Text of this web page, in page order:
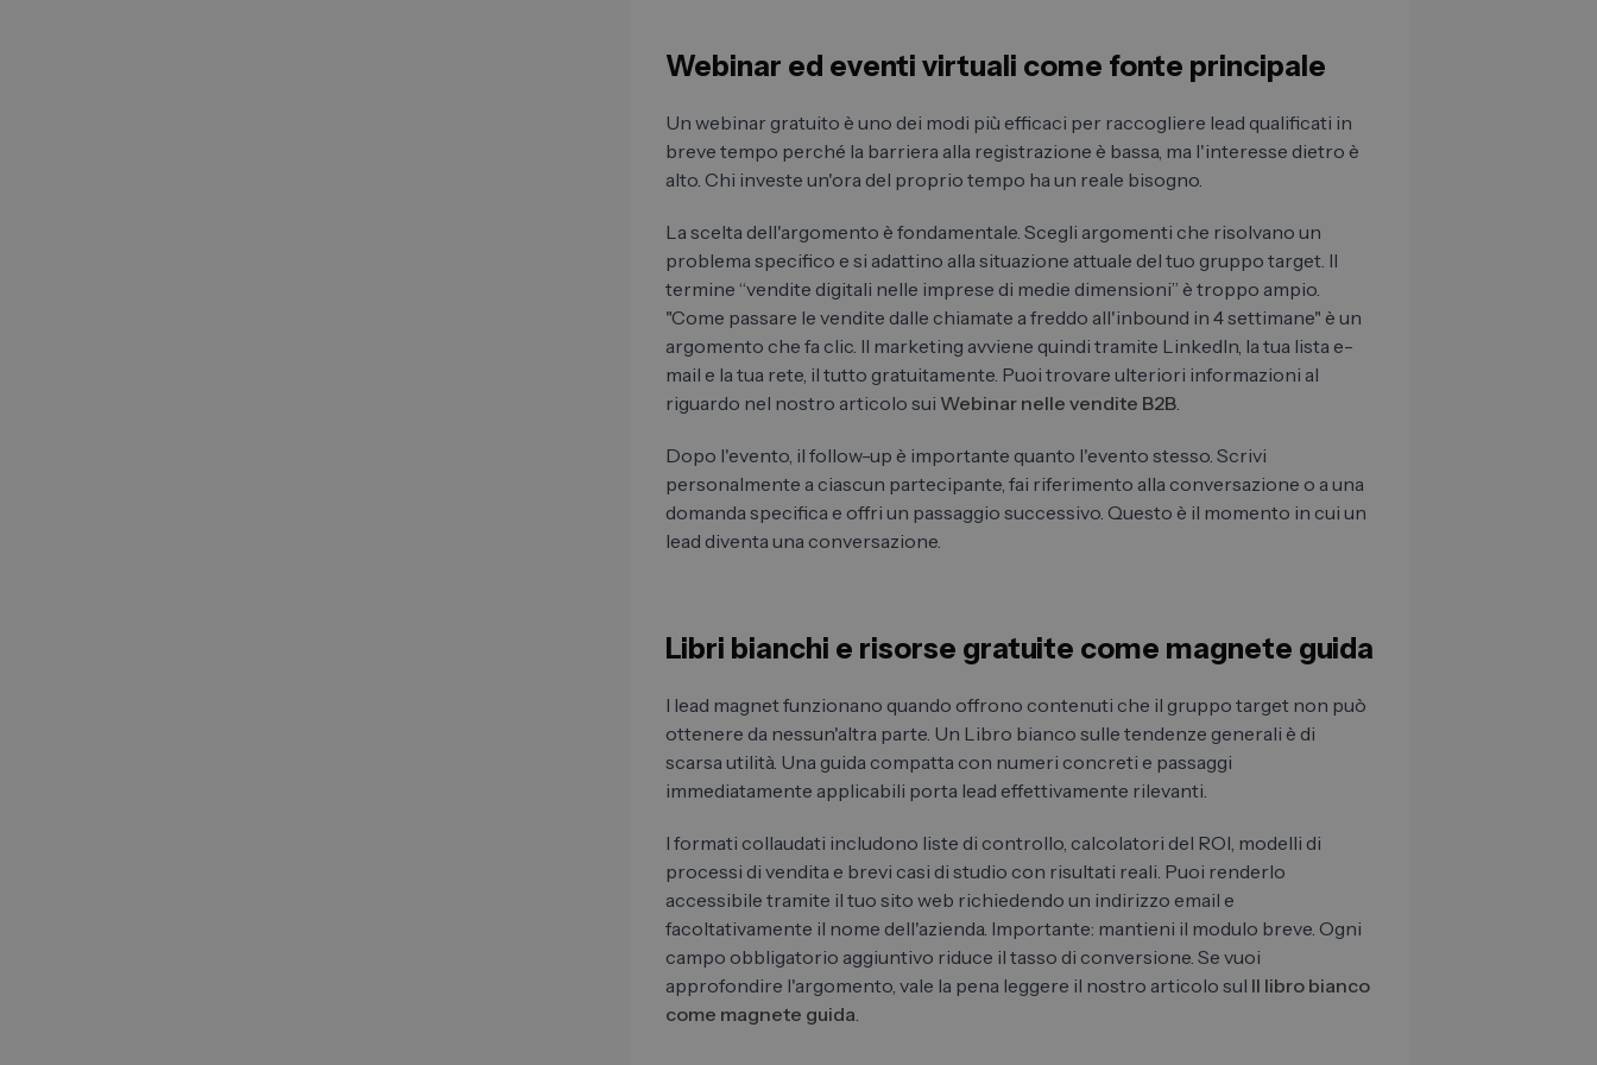
Webinar ed eventi virtuali come fonte principale
Un webinar gratuito è uno dei modi più efficaci per raccogliere lead qualificati in
breve tempo perché la barriera alla registrazione è bassa, ma l'interesse dietro è
alto. Chi investe un'ora del proprio tempo ha un reale bisogno.
La scelta dell'argomento è fondamentale. Scegli argomenti che risolvano un
problema specifico e si adattino alla situazione attuale del tuo gruppo target. Il
termine “vendite digitali nelle imprese di medie dimensioni” è troppo ampio.
"Come passare le vendite dalle chiamate a freddo all'inbound in 4 settimane" è un
argomento che fa clic. Il marketing avviene quindi tramite LinkedIn, la tua lista e-
mail e la tua rete, il tutto gratuitamente. Puoi trovare ulteriori informazioni al
riguardo nel nostro articolo sui Webinar nelle vendite B2B.
Dopo l'evento, il follow-up è importante quanto l'evento stesso. Scrivi
personalmente a ciascun partecipante, fai riferimento alla conversazione o a una
domanda specifica e offri un passaggio successivo. Questo è il momento in cui un
lead diventa una conversazione.
Libri bianchi e risorse gratuite come magnete guida
I lead magnet funzionano quando offrono contenuti che il gruppo target non può
ottenere da nessun'altra parte. Un Libro bianco sulle tendenze generali è di
scarsa utilità. Una guida compatta con numeri concreti e passaggi
immediatamente applicabili porta lead effettivamente rilevanti.
I formati collaudati includono liste di controllo, calcolatori del ROI, modelli di
processi di vendita e brevi casi di studio con risultati reali. Puoi renderlo
accessibile tramite il tuo sito web richiedendo un indirizzo email e
facoltativamente il nome dell'azienda. Importante: mantieni il modulo breve. Ogni
campo obbligatorio aggiuntivo riduce il tasso di conversione. Se vuoi
approfondire l'argomento, vale la pena leggere il nostro articolo sul Il libro bianco
come magnete guida.